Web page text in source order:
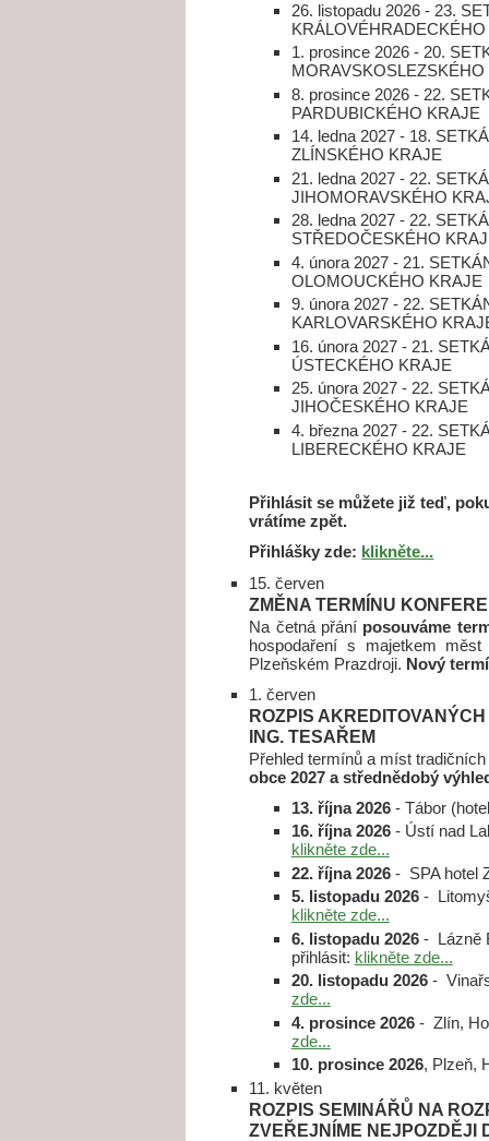
26. listopadu 2026 - 23.
1. prosince 2026 - 20.
8. prosince 2026 - 22.
PARDUBICKÉHO KRAJE
14. ledna 2027 - 18.
ZLÍNSKÉHO KRAJE
21. ledna 2027 - 22.
JIHOMORAVSKÉHO
28. ledna 2027 - 22.
STŘEDOČESKÉHO
4. února 2027 - 21.
OLOMOUCKÉHO KRAJE
9. února 2027 - 22.
KARLOVARSKÉHO
16. února 2027 - 21.
ÚSTECKÉHO KRAJE
25. února 2027 - 22.
JIHOČESKÉHO KRAJE
4. března 2027 - 22.
LIBERECKÉHO KRAJE
Přihlásit se můžete již teď,
vrátíme zpět.
Přihlášky zde: klikněte...
15. červen
ZMĚNA TERMÍNU
Na četná přání posouváme
hospodaření s majetkem
Plzeňském Prazdroji. Nový
1. červen
ROZPIS
ING. TESAŘEM
Přehled termínů a míst
obce 2027 a střednědobý
13. října 2026- Tábor
16. října 2026- Ústí nad
klikněte zde...
22. října 2026- SPA hotel
5. listopadu 2026-
klikněte zde...
6. listopadu 2026- Lázně
přihlásit: klikněte zde...
20. listopadu 2026-
zde...
4. prosince 2026- Zlín,
zde...
10. prosince 2026, Plzeň,
11. květen
ROZPIS SEMINÁŘŮ NA
ZVEŘEJNÍME NEJPOZDĚJI